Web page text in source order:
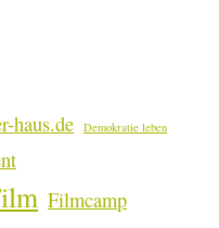
haus.de Demokratie leben
Filmcamp